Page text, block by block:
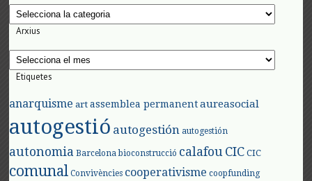
Categories
Arxius
Arxius
Etiquetes
anarquisme art assemblea permanent aureasocial
autogestió autogestión autogestión
autonomia Barcelona bioconstrucció calafouCIC CIC
comunal Convivències cooperativisme coopfunding